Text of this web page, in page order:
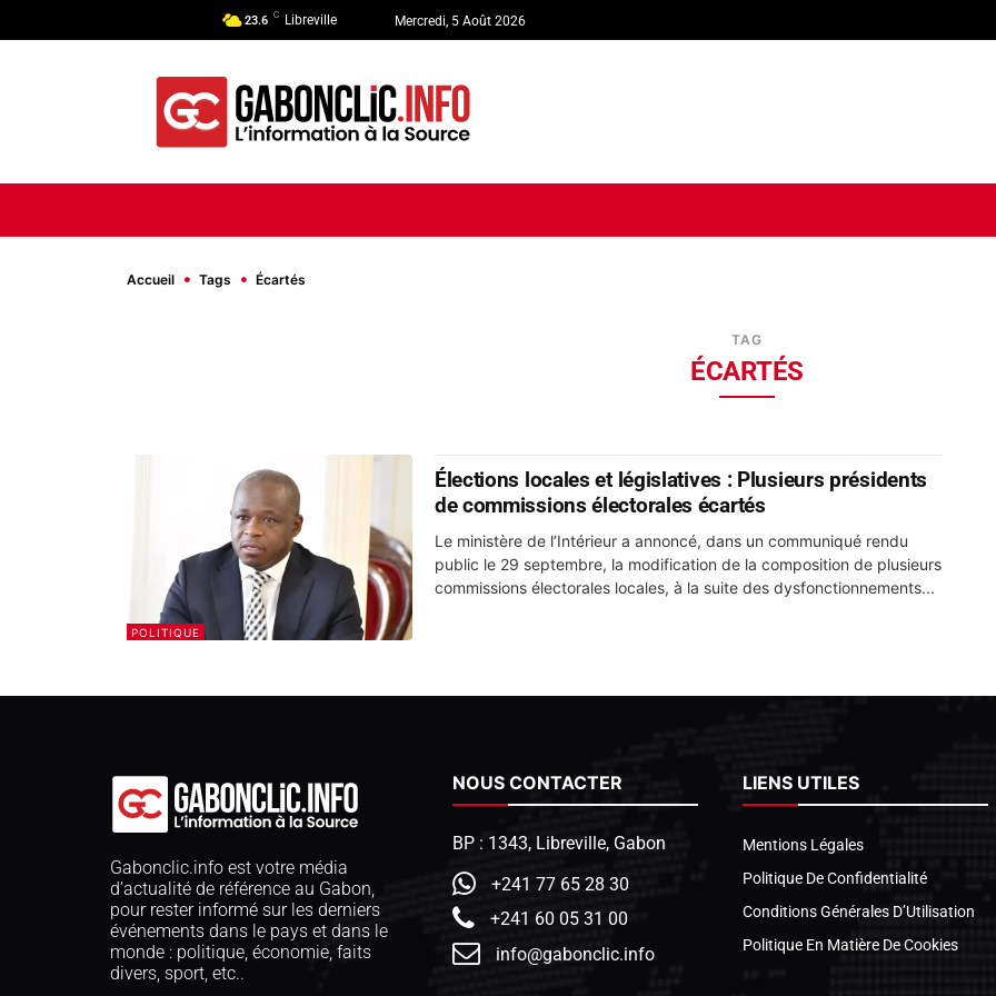
23.6 C Libreville Mercredi, 5 Août 2026
Accueil Tags Écartés
TAG
ÉCARTÉS
POLITIQUE
Élections locales et législatives : Plusieurs présidents
de commissions électorales écartés
Le ministère de l’Intérieur a annoncé, dans un communiqué rendu
public le 29 septembre, la modification de la composition de plusieurs
commissions électorales locales, à la suite des dysfonctionnements...
Gabonclic.info est votre média
d’actualité de référence au Gabon,
pour rester informé sur les derniers
événements dans le pays et dans le
monde : politique, économie, faits
divers, sport, etc..
NOUS CONTACTER
BP : 1343, Libreville, Gabon
+241 77 65 28 30
+241 60 05 31 00
info@gabonclic.info
LIENS UTILES
Mentions Légales
Politique De Confidentialité
Conditions Générales D’Utilisation
Politique En Matière De Cookies